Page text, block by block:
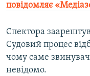
повідомляє
Спектора
Судовий процес
чому саме
невідомо.